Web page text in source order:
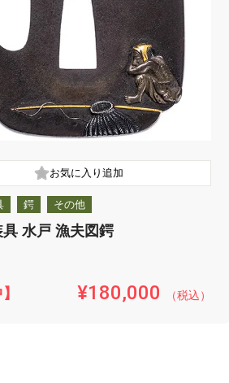
鍔 その他
水戸 漁夫図鍔
¥180,000 （税込）